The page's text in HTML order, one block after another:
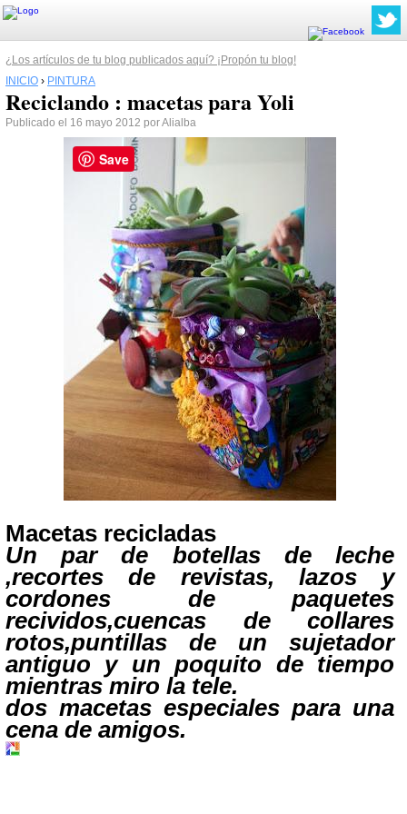
¿Los artículos de tu blog publicados aquí? ¡Propón tu blog!
INICIO › PINTURA
Reciclando : macetas para Yoli
Publicado el 16 mayo 2012 por Alialba
Macetas recicladas
Un par de botellas de leche
,recortes de revistas, lazos y
cordones de paquetes
recividos,cuencas de collares
rotos,puntillas de un sujetador
antiguo y un poquito de tiempo
mientras miro la tele.
dos macetas especiales para una
cena de amigos.
Save